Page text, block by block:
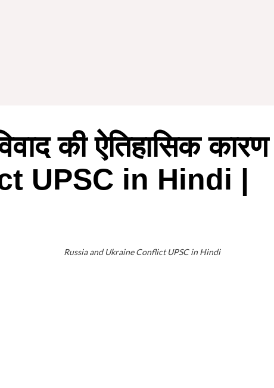
की ऐतिहासिक
UPSC in Hindi |
Russia and Ukraine Conflict UPSC in Hindi